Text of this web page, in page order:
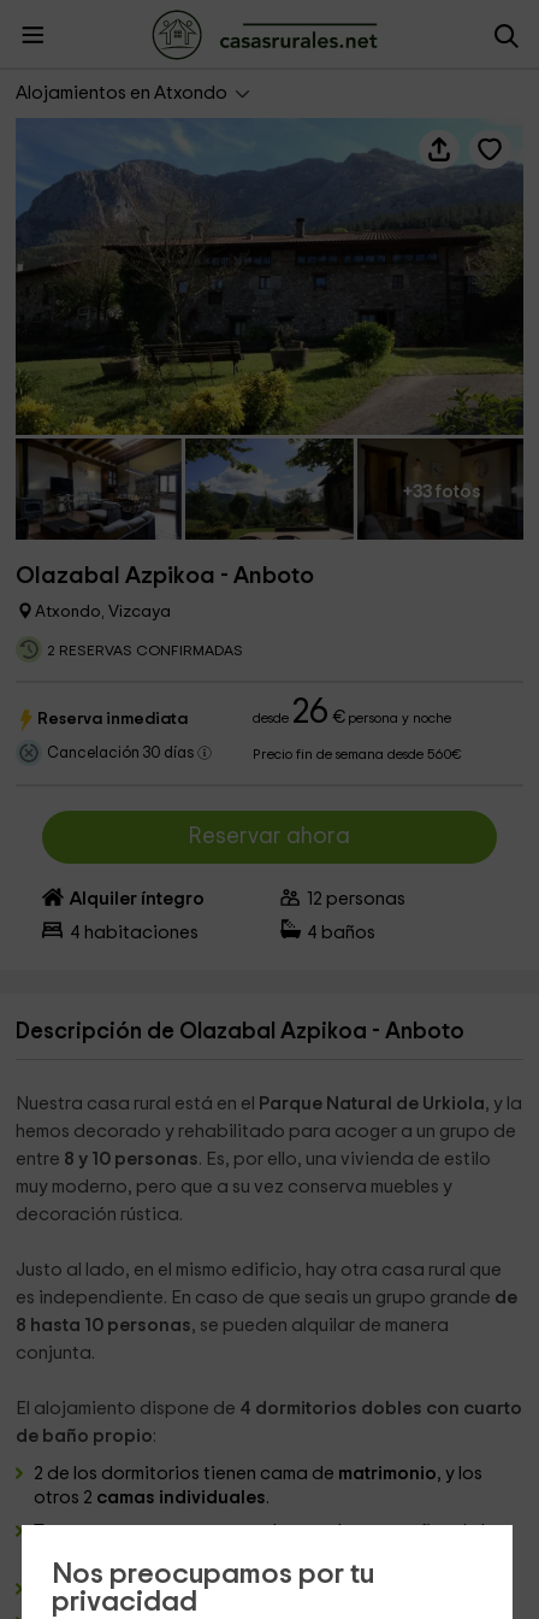
Nos preocupamos por tu
privacidad
Alojamientos en Atxondo
Olazabal Azpikoa - Anboto
+33 fotos
Olazabal Azpikoa - Anboto
Atxondo, Vizcaya
2 RESERVAS CONFIRMADAS
Reserva inmediata desde 26 €persona y noche
Cancelación 30 días Precio fin de semana desde 560€
Reservar ahora
Alquiler íntegro 12 personas
4 habitaciones 4 baños
Descripción de Olazabal Azpikoa - Anboto
Nuestra casa rural está en el Parque Natural de Urkiola, y la
hemos decorado y rehabilitado para acoger a un grupo de
entre 8 y 10 personas. Es, por ello, una vivienda de estilo
muy moderno, pero que a su vez conserva muebles y
decoración rústica.
Justo al lado, en el mismo edificio, hay otra casa rural que
es independiente. En caso de que seais un grupo grande de
8 hasta 10 personas, se pueden alquilar de manera
conjunta.
El alojamiento dispone de 4 dormitorios dobles con cuarto
de baño propio:
2 de los dormitorios tienen cama de matrimonio, y los
otros 2 camas individuales.
Todos los aseos disponen de
toallas